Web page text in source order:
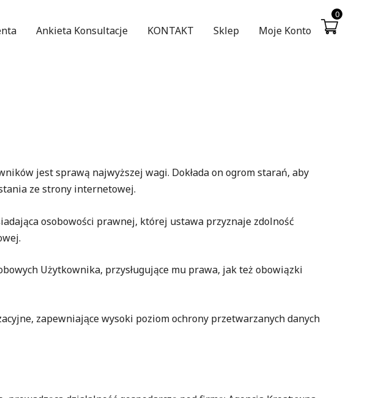
Ankieta Konsultacje KONTAKT Sklep Moje Konto
0
jest sprawą najwyższej wagi. Dokłada on ogrom starań, aby
ze strony internetowej.
osobowości prawnej, której ustawa przyznaje zdolność
Użytkownika, przysługujące mu prawa, jak też obowiązki
zapewniające wysoki poziom ochrony przetwarzanych danych